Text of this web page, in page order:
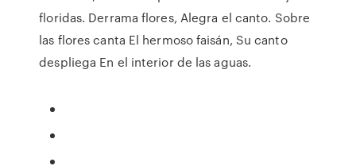
floridas. Derrama flores, Alegra el canto. Sobre
las flores canta El hermoso faisán, Su canto
despliega En el interior de las aguas.